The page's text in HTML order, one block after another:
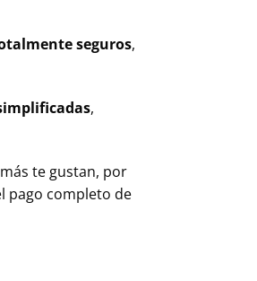
seguros,
,
te gustan, por
pago completo de